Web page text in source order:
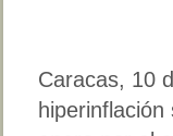
Caracas, 10